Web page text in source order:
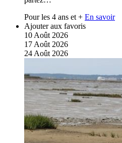
Pour les 4 ans et + En savoir
Ajouter aux favoris
10 Août 2026
17 Août 2026
24 Août 2026